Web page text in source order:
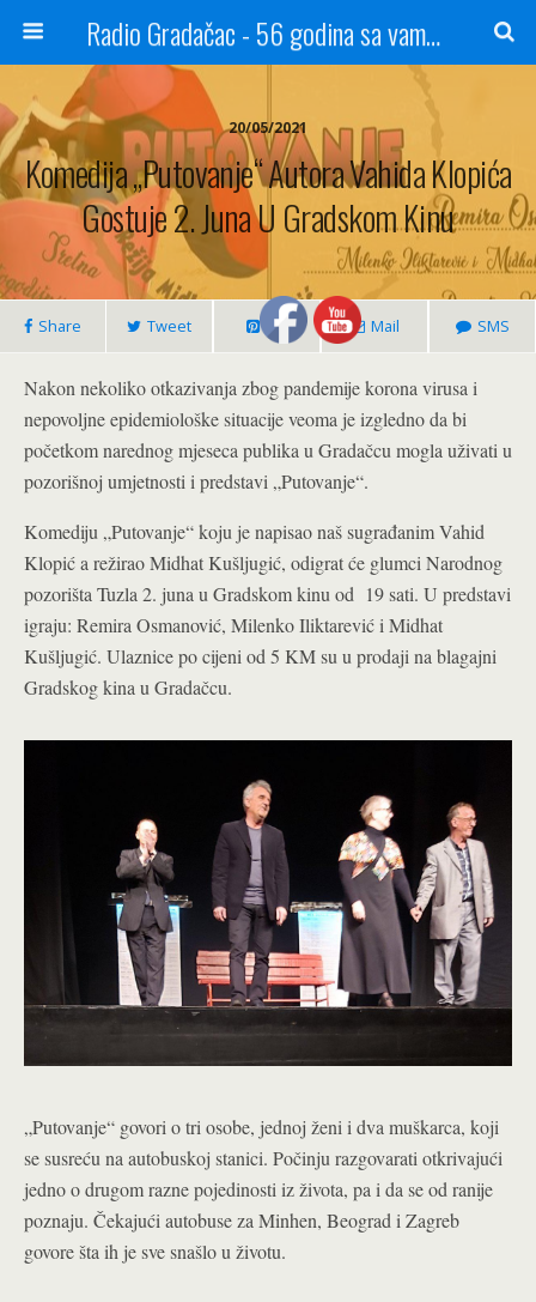
Radio Gradačac - 56 godina sa vama...
20/05/2021
Komedija „Putovanje“ Autora Vahida Klopića
Gostuje 2. Juna U Gradskom Kinu
Share Tweet Pin Mail SMS
Nakon nekoliko otkazivanja zbog pandemije korona virusa i
nepovoljne epidemiološke situacije veoma je izgledno da bi
početkom narednog mjeseca publika u Gradačcu mogla uživati u
pozorišnoj umjetnosti i predstavi „Putovanje“.
Komediju „Putovanje“ koju je napisao naš sugrađanim Vahid
Klopić a režirao Midhat Kušljugić, odigrat će glumci Narodnog
pozorišta Tuzla 2. juna u Gradskom kinu od 19 sati. U predstavi
igraju: Remira Osmanović, Milenko Iliktarević i Midhat
Kušljugić. Ulaznice po cijeni od 5 KM su u prodaji na blagajni
Gradskog kina u Gradačcu.
„Putovanje“ govori o tri osobe, jednoj ženi i dva muškarca, koji
se susreću na autobuskoj stanici. Počinju razgovarati otkrivajući
jedno o drugom razne pojedinosti iz života, pa i da se od ranije
poznaju. Čekajući autobuse za Minhen, Beograd i Zagreb
govore šta ih je sve snašlo u životu.